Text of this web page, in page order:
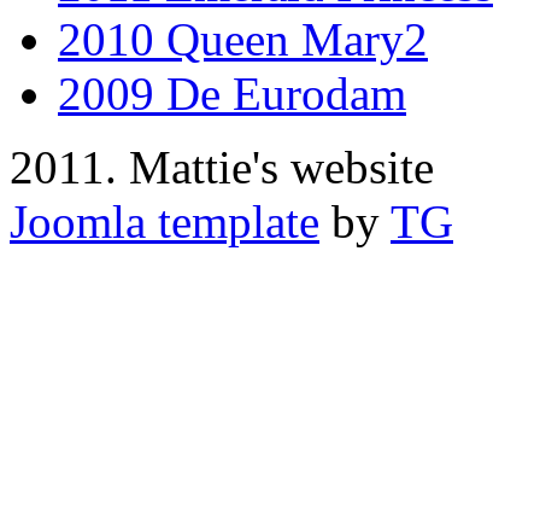
2010 Queen Mary2
2009 De Eurodam
2011. Mattie's website
Joomla template by TG